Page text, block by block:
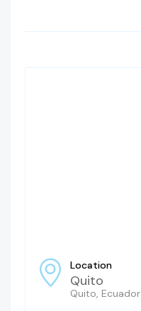
Location
Quito
Quito, Ecuador